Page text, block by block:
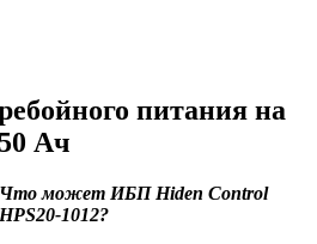
питания на
Ач
Что может ИБП Hiden Control
HPS20-1012?